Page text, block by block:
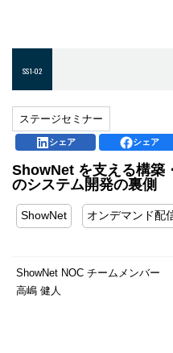
SS1-02
ステージセミナー
シェア シェア
ShowNet を支える構築
のシステム開発の裏側
ShowNet オンデマンド配
ShowNet NOC チームメンバー
高嶋 健人